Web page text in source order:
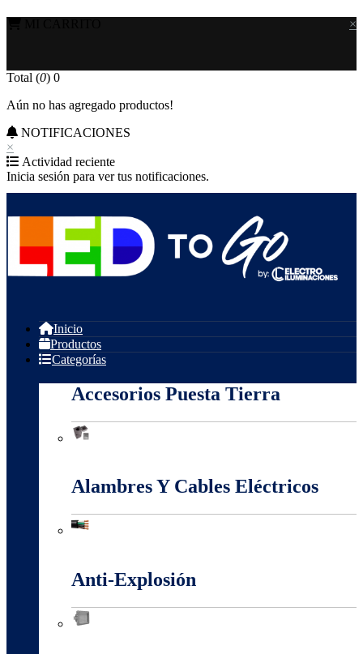
×
Total (0) 0
Aún no has agregado productos!
NOTIFICACIONES
×
Actividad reciente
Inicia sesión para ver tus notificaciones.
Inicio
Productos
Categorías
Accesorios Puesta Tierra
Alambres Y Cables Eléctricos
Anti-Explosión